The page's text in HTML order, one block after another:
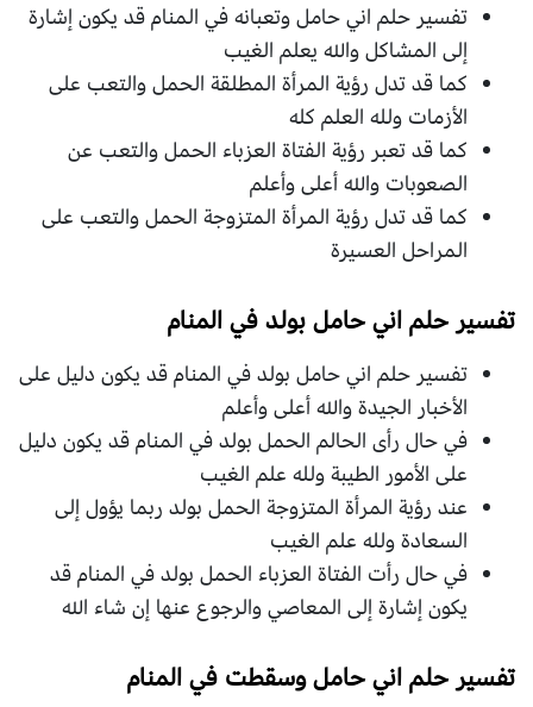
تفسير حلم اني حامل وتعبانه في المنام قد يكون إشارة
إلى المشاكل والله يعلم الغيب
كما قد تدل رؤية المرأة المطلقة الحمل والتعب على
الأزمات ولله العلم كله
كما قد تعبر رؤية الفتاة العزباء الحمل والتعب عن
الصعوبات والله أعلى وأعلم
كما قد تدل رؤية المرأة المتزوجة الحمل والتعب على
المراحل العسيرة
تفسير حلم اني حامل بولد في المنام
تفسير حلم اني حامل بولد في المنام قد يكون دليل على
الأخبار الجيدة والله أعلى وأعلم
في حال رأى الحالم الحمل بولد في المنام قد يكون دليل
على الأمور الطيبة ولله علم الغيب
عند رؤية المرأة المتزوجة الحمل بولد ربما يؤول إلى
السعادة ولله علم الغيب
في حال رأت الفتاة العزباء الحمل بولد في المنام قد
يكون إشارة إلى المعاصي والرجوع عنها إن شاء الله
تفسير حلم اني حامل وسقطت في المنام